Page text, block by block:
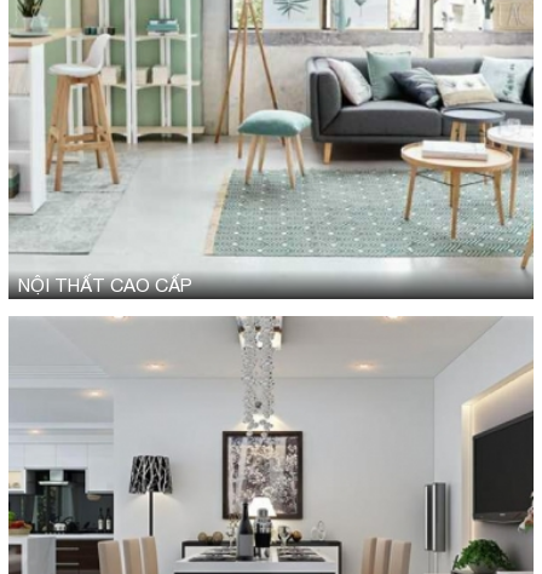
NỘI THẤT CAO CẤP